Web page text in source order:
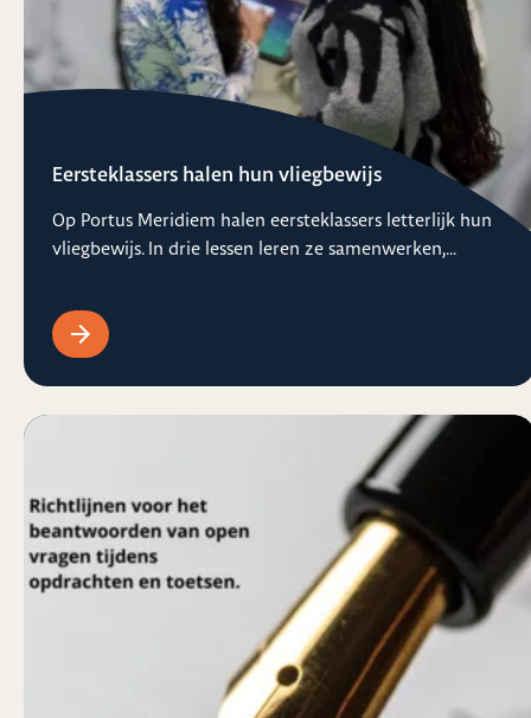
Eersteklassers halen hun vliegbewijs
Op Portus Meridiem halen eersteklassers letterlijk hun
vliegbewijs. In drie lessen leren ze samenwerken,...